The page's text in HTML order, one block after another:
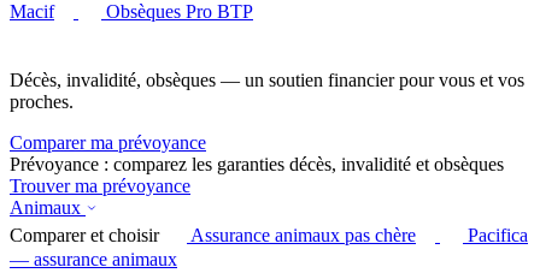
Macif
Obsèques Pro BTP
Décès, invalidité, obsèques — un soutien financier pour vous et vos
proches.
Comparer ma prévoyance
Prévoyance : comparez les garanties décès, invalidité et obsèques
Trouver ma prévoyance
Animaux
Comparer et choisir
Assurance animaux pas chère
Pacifica
— assurance animaux